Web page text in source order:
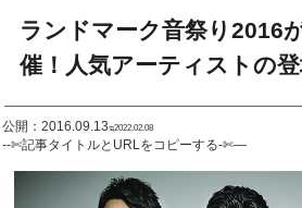
ランドマーク音祭り2016
催！人気アーティストの
公開：2016.09.13ಇ2022.02.08
--✄記事タイトルとURLをコピーする-✄—